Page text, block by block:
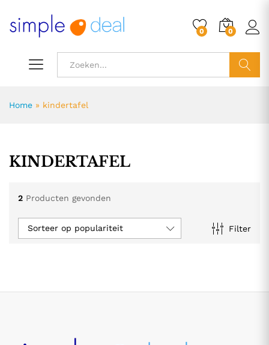
0 0
Home » kindertafel
KINDERTAFEL
2 Producten gevonden
Filter
Sorteer op populariteit